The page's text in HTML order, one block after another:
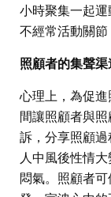
小時聚集一起
不經常活動關節
照顧者的集聲
心理上，為促
間讓照顧者與
訴，分享照顧
人中風後性情
悶氣。照顧者